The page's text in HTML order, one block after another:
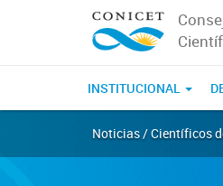
INSTITUCIONAL
Noticias / Científicos